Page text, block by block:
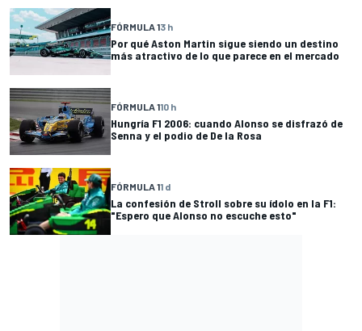
FÓRMULA 13 h
Por qué Aston Martin sigue siendo un destino
más atractivo de lo que parece en el mercado
FÓRMULA 110 h
Hungría F1 2006: cuando Alonso se disfrazó de
Senna y el podio de De la Rosa
FÓRMULA 11 d
La confesión de Stroll sobre su ídolo en la F1:
"Espero que Alonso no escuche esto"